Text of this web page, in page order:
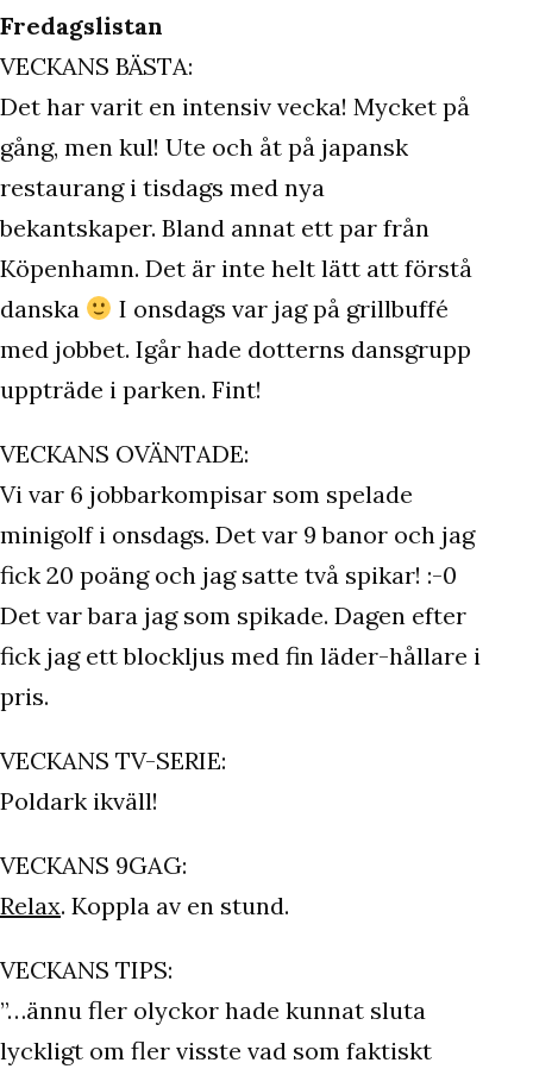
Fredagslistan
VECKANS BÄSTA:
Det har varit en intensiv vecka! Mycket på
gång, men kul! Ute och åt på japansk
restaurang i tisdags med nya
bekantskaper. Bland annat ett par från
Köpenhamn. Det är inte helt lätt att förstå
danska
I onsdags var jag på grillbuffé
med jobbet. Igår hade dotterns dansgrupp
uppträde i parken. Fint!
VECKANS OVÄNTADE:
Vi var 6 jobbarkompisar som spelade
minigolf i onsdags. Det var 9 banor och jag
fick 20 poäng och jag satte två spikar! :-0
Det var bara jag som spikade. Dagen efter
fick jag ett blockljus med fin läder-hållare i
pris.
VECKANS TV-SERIE:
Poldark ikväll!
VECKANS 9GAG:
Relax. Koppla av en stund.
VECKANS TIPS:
”…ännu fler olyckor hade kunnat sluta
lyckligt om fler visste vad som faktiskt